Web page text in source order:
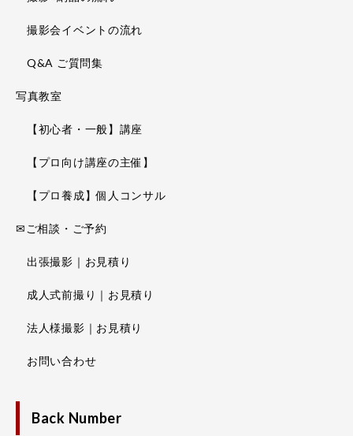
撮影会イベントの流れ
Q&A ご質問集
写真教室
【初心者・一般】講座
【プロ向け講座の主催】
【プロ養成】個人コンサル
✉ご相談・ご予約
出張撮影｜お見積り
成人式前撮り｜お見積り
法人様撮影｜お見積り
お問い合わせ
Back Number